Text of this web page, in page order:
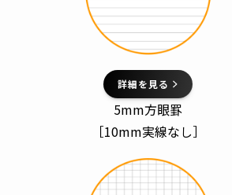
詳細を見る
5mm方眼罫
［10mm実線なし］